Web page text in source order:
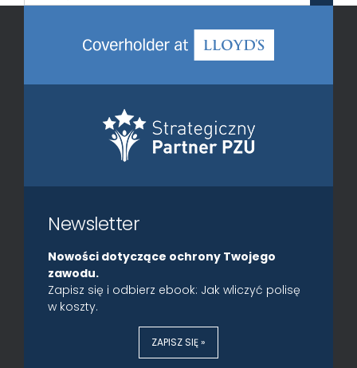
Newsletter
Nowości dotyczące ochrony Twojego
zawodu.
Zapisz się i odbierz ebook: Jak wliczyć polisę
w koszty.
ZAPISZ SIĘ »